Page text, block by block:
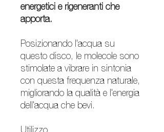
energetici e rigeneranti che
apporta.
Posizionando l'acqua su
questo disco, le molecole sono
stimolate a vibrare in sintonia
con questa frequenza naturale,
migliorando la qualità e l'energia
dell'acqua che bevi.